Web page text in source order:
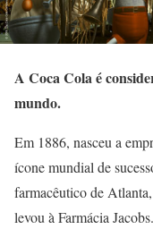
A Coca Cola é
mundo.
Em 1886, nasceu a
ícone mundial de
farmacêutico de
levou à Farmácia Jacobs.